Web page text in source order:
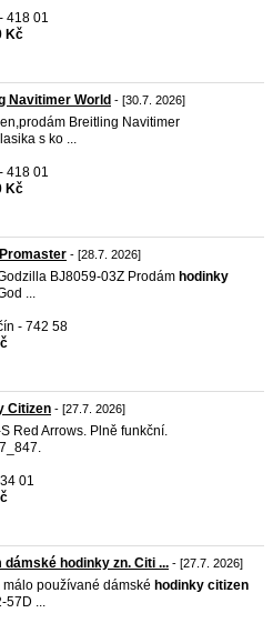
418 01
Kč
Navitimer World - [30.7. 2026]
Breitling Navitimer
s ko ...
418 01
Kč
- [28.7. 2026]
BJ8059-03Z Prodám hodinky
...
- 742 58
Citizen - [27.7. 2026]
Red Arrows. Plně funkční.
01
dámské hodinky zn. Citi ... - [27.7. 2026]
málo používané dámské hodinky citizen
57D ...